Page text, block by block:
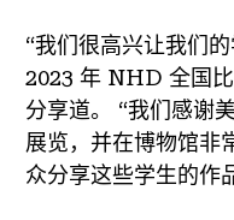
“我们很高兴让我们
2023 年 NHD 全国
分享道。 “我们感谢
展览，并在博物馆非
众分享这些学生的作